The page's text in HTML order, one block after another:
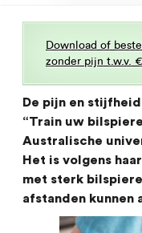
Download of
zonder pijn t.w.v.
De pijn en
“Train uw
Australische
Het is volgens
met sterk
afstanden kunnen